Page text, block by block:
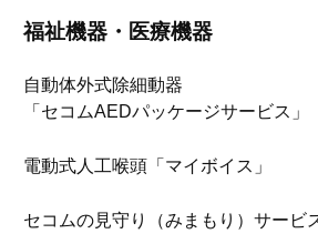
福祉機器・医療機器
自動体外式除細動器
「セコムAEDパッケージサービス」
電動式人工喉頭「マイボイス」
セコムの見守り（みまもり）サービ